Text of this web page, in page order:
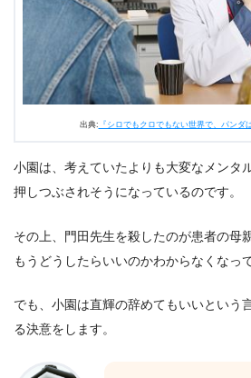
出典: 『シロでもクロでもない世界で、パンダ
小園は、考えていたよりも大変なメンタ
押しつぶされそうになっているのです。
その上、門田先生を殺したのが患者の母
もうどうしたらいいのかわからなくなっ
でも、小園は直輝の辞めてもいいという
る決意をします。